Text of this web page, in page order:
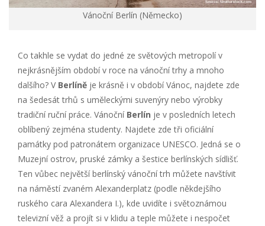
Vánoční Berlín (Německo)
Co takhle se vydat do jedné ze světových metropolí v
nejkrásnějším období v roce na vánoční trhy a mnoho
dalšího? V Berlíně je krásně i v období Vánoc, najdete zde
na šedesát trhů s uměleckými suvenýry nebo výrobky
tradiční ruční práce. Vánoční Berlín je v posledních letech
oblíbený zejména studenty. Najdete zde tři oficiální
památky pod patronátem organizace UNESCO. Jedná se o
Muzejní ostrov, pruské zámky a šestice berlínských sídlišť.
Ten vůbec největší berlínský vánoční trh můžete navštívit
na náměstí zvaném Alexanderplatz (podle někdejšího
ruského cara Alexandera I.), kde uvidíte i světoznámou
televizní věž a projít si v klidu a teple můžete i nespočet